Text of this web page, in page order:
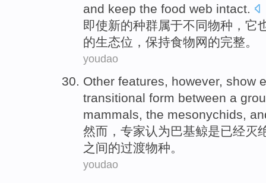
and keep the food web intact.
即使新的种群属于不同物种 ， 它
的生态位， 保持食物网的完整。
youdao
Other features, however, show
transitional form between a
mammals, the mesonychids,
然而 ， 专家认为巴基鲸是已经灭
之间的过渡物种。
youdao